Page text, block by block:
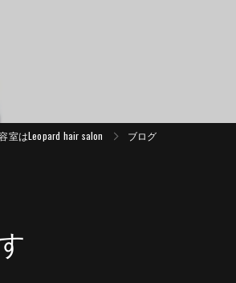
室はLeopard hair salon ブログ